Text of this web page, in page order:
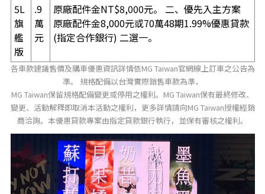
5L
旗
艦
版
.9
萬
元
原廠配件金NT$8,000元。 二、優先入主方案
原廠配件金8,000元或70萬48期1.99%優惠貸款
(指定合作銀行) 二選一。
各車款建議售價及購車優惠資訊詳情依MG Taiwan官網線上訂車之公告為
準。 規格配備以台灣實際銷售車款為準，
MG Taiwan保留規格配備變更或停用之權利。MG Taiwan保有最終修改、
變更、活動解釋即取消本活動之權利，更多詳情請向MG Taiwan授權經銷
商洽詢。本優惠貸款專案由指定貸款銀行執行，並保有審核之權利。